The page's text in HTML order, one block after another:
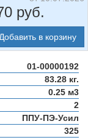
руб.
Добавить в корзину
01-00000192
83.28 кг.
0.25 м3
2
ППУ-ПЭ-Усил
325